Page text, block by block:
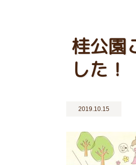
桂公園
した！
2019.10.15